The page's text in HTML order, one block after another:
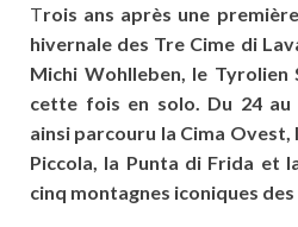
Trois ans après une
hivernale des Tre Cime di
Michi Wohlleben, le Tyrolien
cette fois en solo. Du 24 au
ainsi parcouru la Cima Ovest,
Piccola, la Punta di Frida et
cinq montagnes iconiques